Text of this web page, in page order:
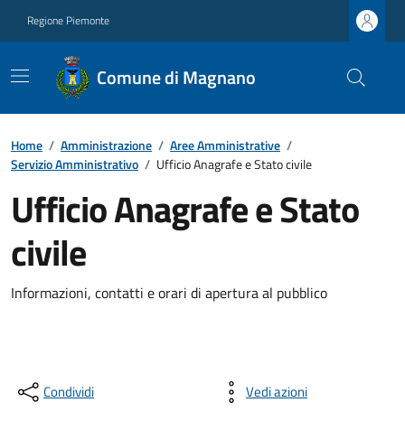
Regione Piemonte
Comune di Magnano
Home / Amministrazione / Aree Amministrative /
Servizio Amministrativo / Ufficio Anagrafe e Stato civile
Ufficio Anagrafe e Stato
civile
Informazioni, contatti e orari di apertura al pubblico
Condividi Vedi azioni